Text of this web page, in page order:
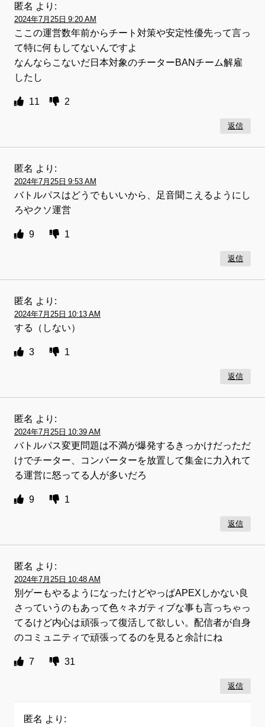
匿名 より:
2024年7月25日 9:20 AM
ここの運営数年前からチート対策や安定性優先って言っ
て特に何もしてないんですよ
なんならこないだ日本対象のチーターBANチーム解雇
したし
11 2
返信
匿名 より:
2024年7月25日 9:53 AM
バトルパスはどうでもいいから、足音聞こえるようにし
ろやクソ運営
9 1
返信
匿名 より:
2024年7月25日 10:13 AM
する（しない）
3 1
返信
匿名 より:
2024年7月25日 10:39 AM
バトルパス変更問題は不満が爆発するきっかけだっただ
けでチーター、コンバーターを放置して集金に力入れて
る運営に怒ってる人が多いだろ
9 1
返信
匿名 より:
2024年7月25日 10:48 AM
別ゲーもやるようになったけどやっぱAPEXしかない良
さっていうのもあって色々ネガティブな事も言っちゃっ
てるけど内心は頑張って復活して欲しい。配信者が自身
のコミュニティで頑張ってるのを見ると余計にね
7 31
返信
匿名 より: